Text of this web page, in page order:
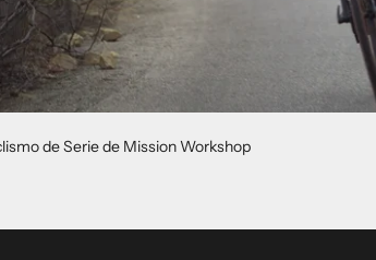
de Serie de Mission Workshop